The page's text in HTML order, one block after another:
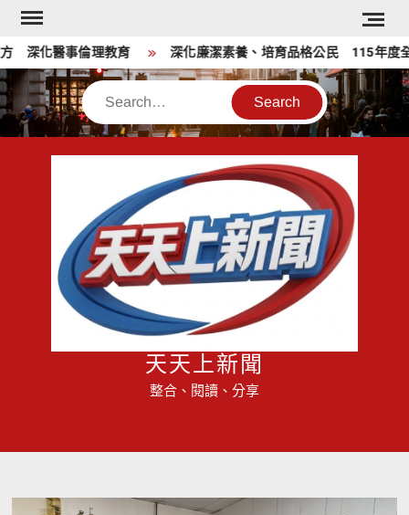
Skip
content
化醫事倫理教育 深化廉潔素養、培育品格公民 115年度全國
Search
天天上新聞
整合、閱讀、分享